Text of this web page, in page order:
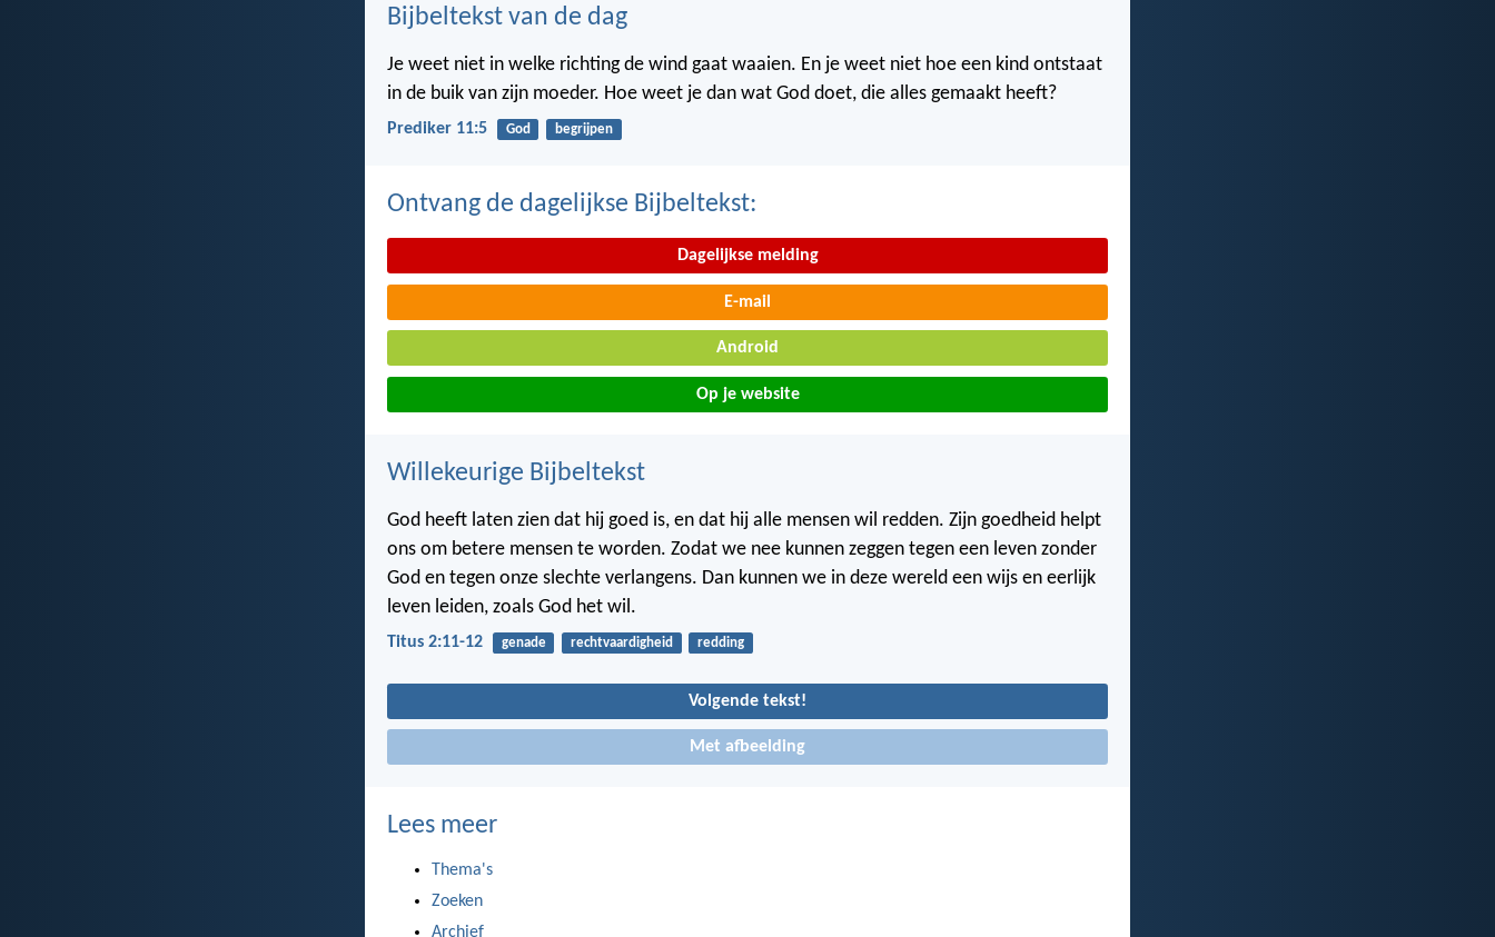
Bijbeltekst van de dag
Je weet niet in welke richting de wind gaat waaien. En je weet niet hoe een kind ontstaat
in de buik van zijn moeder. Hoe weet je dan wat God doet, die alles gemaakt heeft?
Prediker 11:5 God begrijpen
Ontvang de dagelijkse Bijbeltekst:
Dagelijkse melding
E-mail
Android
Op je website
Willekeurige Bijbeltekst
God heeft laten zien dat hij goed is, en dat hij alle mensen wil redden. Zijn goedheid helpt
ons om betere mensen te worden. Zodat we nee kunnen zeggen tegen een leven zonder
God en tegen onze slechte verlangens. Dan kunnen we in deze wereld een wijs en eerlijk
leven leiden, zoals God het wil.
Titus 2:11-12 genade rechtvaardigheid redding
Volgende tekst!
Met afbeelding
Lees meer
Thema's
Zoeken
Archief